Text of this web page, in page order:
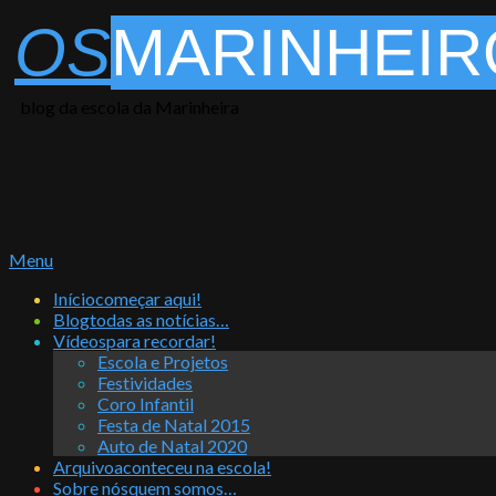
to
content
OS
Primary
Menu
Menu
Iníciocomeçar aqui!
Blogtodas as notícias…
Vídeospara recordar!
Escola e Projetos
Festividades
Coro Infantil
Festa de Natal 2015
Auto de Natal 2020
Arquivoaconteceu na escola!
Sobre nósquem somos…